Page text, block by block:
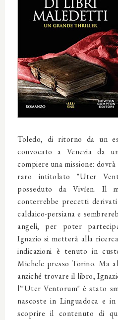
Toledo, di ritorno da un
convocato a Venezia da
compiere una missione:
raro intitolato "Uter
posseduto da Vivïen. Il
conterrebbe precetti
caldaico-persiana e
angeli, per poter
Ignazio si metterà alla
indicazioni è tenuto in
Michele presso Torino. Ma
anziché trovare il libro,
l'"Uter Ventorum" è stato
nascoste in Linguadoca e
scoprire il contenuto di